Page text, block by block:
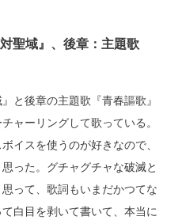
聖域』、後章：主題歌
と後章の主題歌『青春謳歌』
ャーリングして歌っている。
イスを使うのが好きなので、
った。グチャグチャな破滅と
って、歌詞もいまだかつてな
白目を剥いて書いて、本当に